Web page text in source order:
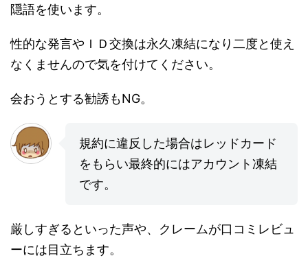
隠語を使います。
性的な発言やＩＤ交換は永久凍結になり二度と使え
なくませんので気を付けてください。
会おうとする勧誘もNG。
規約に違反した場合はレッドカード
をもらい最終的にはアカウント凍結
です。
厳しすぎるといった声や、クレームが口コミレビュ
ーには目立ちます。